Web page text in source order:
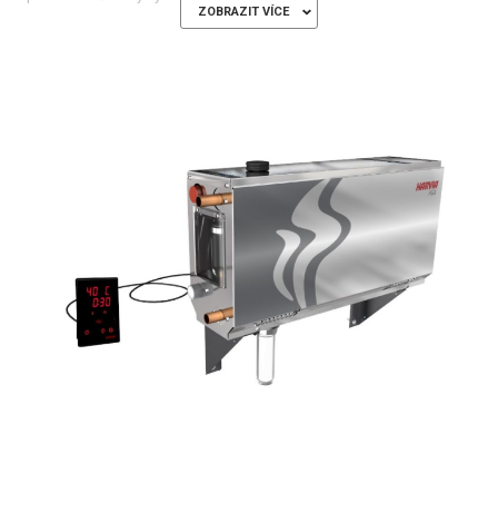
Měkká a jemná pára poskytovaná parním generátorem Harvia vytváří
ZOBRAZIT VÍCE